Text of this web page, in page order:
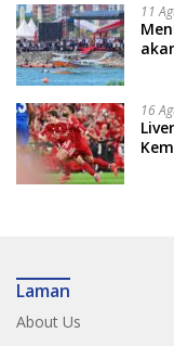
11
16
Laman
About Us